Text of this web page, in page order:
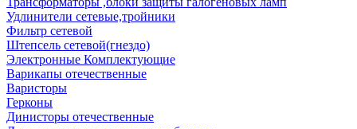
Удлинители сетевые,тройники
Фильтр сетевой
Штепсель сетевой(гнездо)
Электронные Комплектующие
Варикапы отечественные
Варисторы
Герконы
Динисторы отечественные